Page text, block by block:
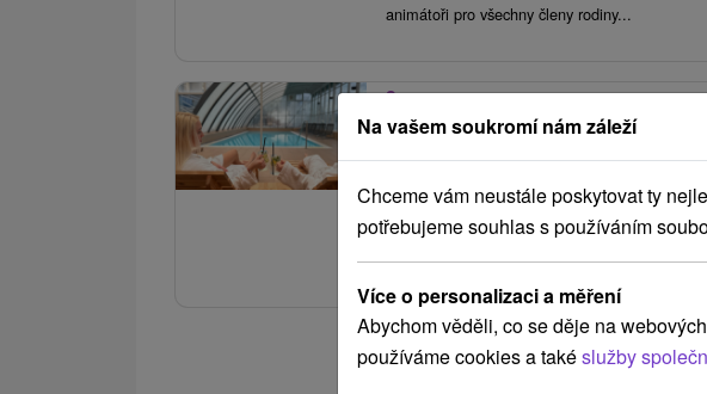
animátoři pro všechny členy rodiny...
3.
Domalenka Topka: Piešťanský
Hotel Magnólia★★ ★ ★PiešťanyOd 2
Relaxační pobyt plný pohody, na kterém vás
hotelového bazénu a uvolňující 25minutová
Zobrazit více
Na vašem soukromí nám záleží
Chceme vám neustále poskytovat ty
potřebujeme souhlas s používáním
Více o personalizaci a měření
Abychom věděli, co se děje na
používáme cookies a takéslužby